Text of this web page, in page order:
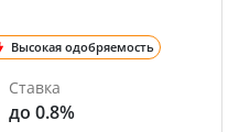
Высокая одобряемость
Ставка
до 0.8%